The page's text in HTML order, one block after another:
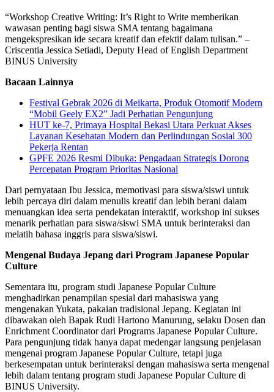
“Workshop Creative Writing: It’s Right to Write memberikan
wawasan penting bagi siswa SMA tentang bagaimana
mengekspresikan ide secara kreatif dan efektif dalam tulisan.” –
Criscentia Jessica Setiadi, Deputy Head of English Department
BINUS University
Bacaan Lainnya
Festival Gebrak 2026 di Meikarta, Produk Otomotif Modern
“Mobil Geely EX2” Jadi Perhatian Pengunjung
HUT ke-7, Primaya Hospital Bekasi Utara Perkuat Akses
Layanan Kesehatan Modern dan Perlindungan Sosial 300
Pekerja Rentan
GPFE 2026 Resmi Dibuka: Pengadaan Strategis Dorong
Percepatan Program Prioritas Nasional
Dari pernyataan Ibu Jessica, memotivasi para siswa/siswi untuk
lebih percaya diri dalam menulis kreatif dan lebih berani dalam
menuangkan idea serta pendekatan interaktif, workshop ini sukses
menarik perhatian para siswa/siswi SMA untuk berinteraksi dan
melatih bahasa inggris para siswa/siswi.
Mengenal Budaya Jepang dari Program Japanese Popular
Culture
Sementara itu, program studi Japanese Popular Culture
menghadirkan penampilan spesial dari mahasiswa yang
mengenakan Yukata, pakaian tradisional Jepang. Kegiatan ini
dibawakan oleh Bapak Rudi Hartono Manurung, selaku Dosen dan
Enrichment Coordinator dari Programs Japanese Popular Culture.
Para pengunjung tidak hanya dapat medengar langsung penjelasan
mengenai program Japanese Popular Culture, tetapi juga
berkesempatan untuk berinteraksi dengan mahasiswa serta mengenal
lebih dalam tentang program studi Japanese Popular Culture di
BINUS University.